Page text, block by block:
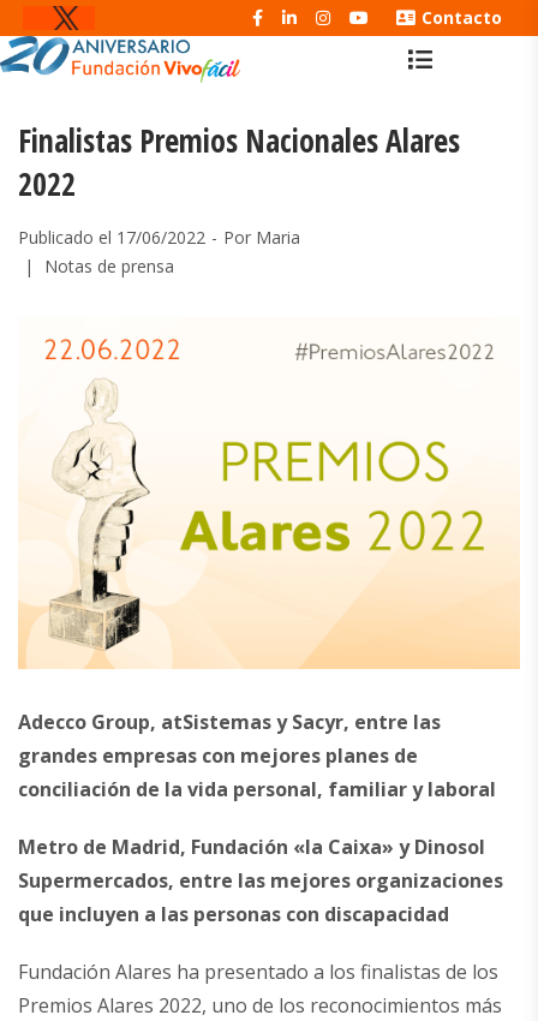
Contacto
Finalistas Premios Nacionales Alares
2022
Publicado el 17/06/2022 Por Maria
Notas de prensa
Adecco Group, atSistemas y Sacyr, entre las
grandes empresas con mejores planes de
conciliación de la vida personal, familiar y laboral
Metro de Madrid, Fundación «la Caixa» y Dinosol
Supermercados, entre las mejores organizaciones
que incluyen a las personas con discapacidad
Fundación Alares ha presentado a los finalistas de los
Premios Alares 2022, uno de los reconocimientos más